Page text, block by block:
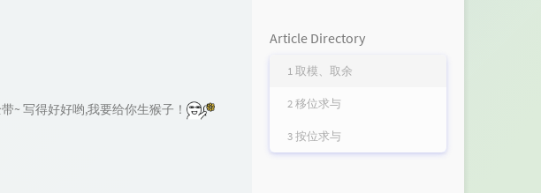
~ 写得好好哟,我要给你生猴子！
Article Directory
1 取模、取余
2 移位求与
3 按位求与